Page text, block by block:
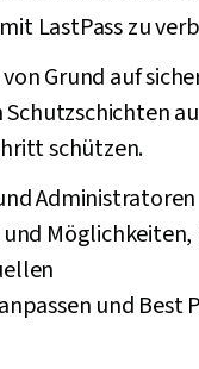
LastPass zu
Grund auf
schützen.
Administratoren
und Best